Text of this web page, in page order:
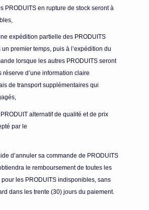
PRODUITS en rupture de stock seront à
expédition partielle des PRODUITS
premier temps, puis à l’expédition du
lorsque les autres PRODUITS seront
d’une information claire
de transport supplémentaires qui
alternatif de qualité et de prix
par le
d’annuler sa commande de PRODUITS
le remboursement de toutes les
les PRODUITS indisponibles, sans
dans les trente (30) jours du paiement.